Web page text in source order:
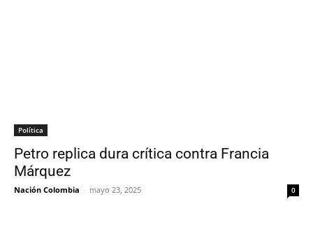
Política
Petro replica dura crítica contra Francia
Márquez
Nación Colombia - mayo 23, 2025 0